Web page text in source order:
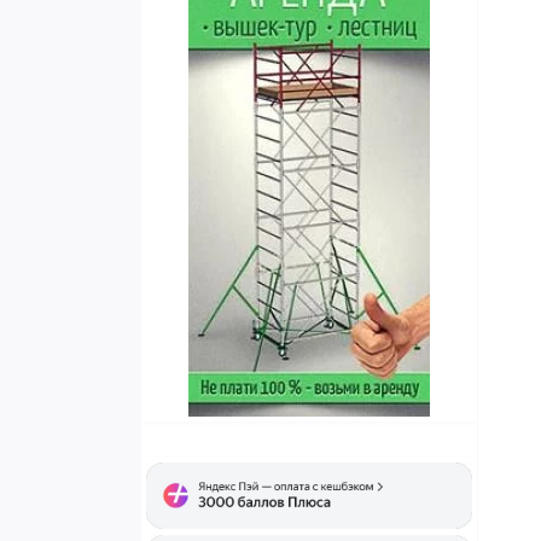
ТЛП с калиткой
Трап промышленный ТПА